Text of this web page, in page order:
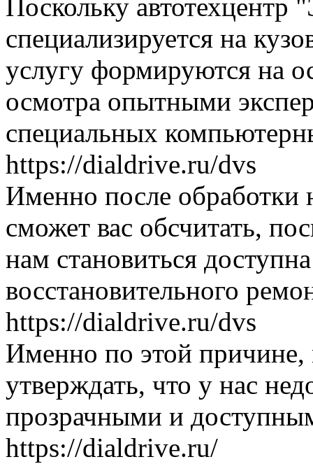
Поскольку
специализируется на
услугу формируются на
осмотра опытными
специальных
https://dialdrive.ru/dvs
Именно после
сможет вас обсчитать,
нам становиться
восстановительного
https://dialdrive.ru/dvs
Именно по этой
утверждать, что у нас
прозрачными и
https://dialdrive.ru/